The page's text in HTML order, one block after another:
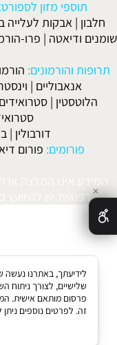
תוספי מזון
חלבון | אבקות
שומנים ודיאטה | פרו-
תרופות והורמונים:
אנאבוליים |
הלוטסטין |
דורבולין |
פורומים: פורום
המידע אינו המלצה או
רפואית יש ✕
שלישיים, לצורך ניתוח
פרסום מותאם אישית.
זה. לפרטים נוספים ניתן